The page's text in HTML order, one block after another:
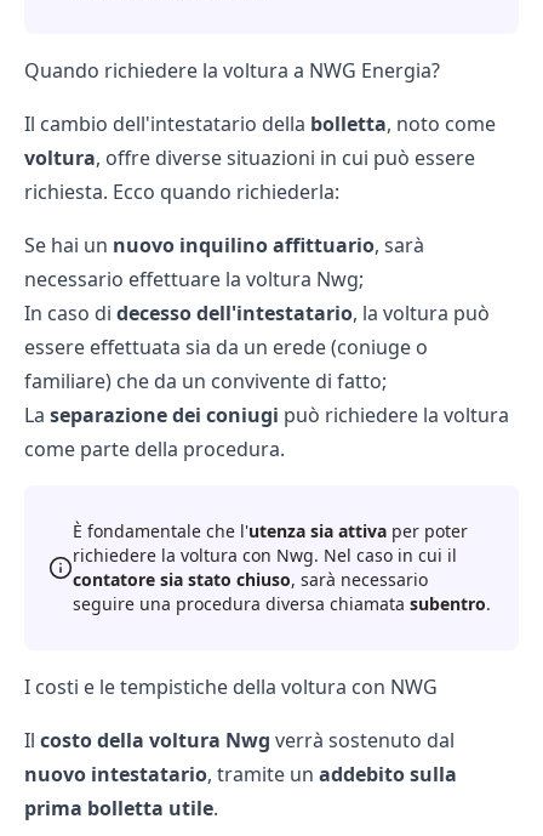
Quando richiedere la voltura a NWG Energia?
Il cambio dell'intestatario della bolletta, noto come
voltura, offre diverse situazioni in cui può essere
richiesta. Ecco quando richiederla:
Se hai un nuovo inquilino affittuario, sarà
necessario effettuare la voltura Nwg;
In caso di decesso dell'intestatario, la voltura può
essere effettuata sia da un erede (coniuge o
familiare) che da un convivente di fatto;
La separazione dei coniugi può richiedere la voltura
come parte della procedura.
È fondamentale che l'utenza sia attiva per poter
richiedere la voltura con Nwg. Nel caso in cui il
contatore sia stato chiuso, sarà necessario
seguire una procedura diversa chiamata subentro.
I costi e le tempistiche della voltura con NWG
Il costo della voltura Nwg verrà sostenuto dal
nuovo intestatario, tramite un addebito sulla
prima bolletta utile.